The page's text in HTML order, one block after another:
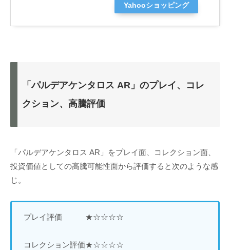
Yahooショッピング
「パルデアケンタロス AR」のプレイ、コレ
クション、高騰評価
「パルデアケンタロス AR」をプレイ面、コレクション面、
投資価値としての高騰可能性面から評価すると次のような感
じ。
プレイ評価 ★☆☆☆☆
コレクション評価★☆☆☆☆